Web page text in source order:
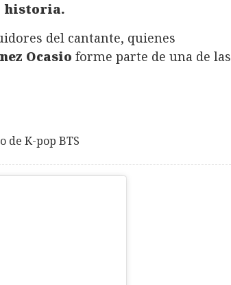
historia.
del cantante, quienes
Ocasio forme parte de una de las
de K-pop BTS